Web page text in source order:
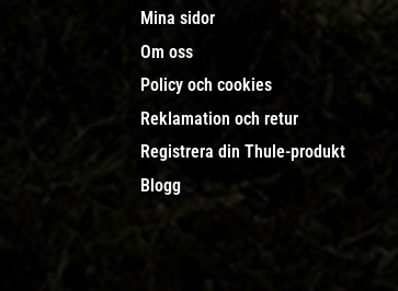
Mina sidor
Om oss
Policy och cookies
Reklamation och retur
Registrera din Thule-produkt
Blogg